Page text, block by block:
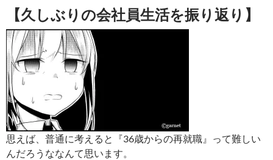
【久しぶりの会社員生活を振り返り】
思えば、普通に考えると『36歳からの再就職』って難しい
んだろうななんて思います。